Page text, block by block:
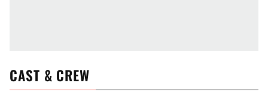
CAST & CREW